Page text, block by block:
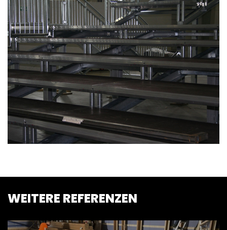
BÜHNEN &
TRIBÜNEN
&
WEITERE REFERENZEN